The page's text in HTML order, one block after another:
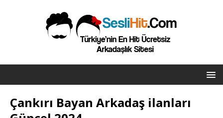
Çankırı Bayan Arkadaş ilanları